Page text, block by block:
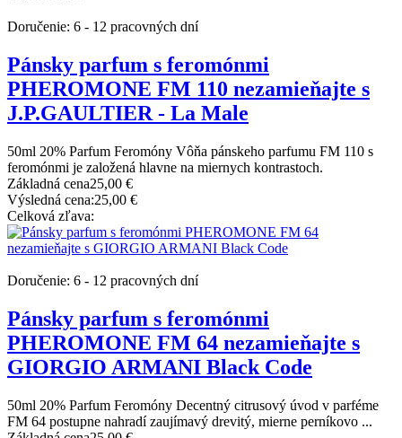
Doručenie: 6 - 12 pracovných dní
Pánsky parfum s feromónmi
PHEROMONE FM 110 nezamieňajte s
J.P.GAULTIER - La Male
50ml 20% Parfum Feromóny Vôňa pánskeho parfumu FM 110 s
feromónmi je založená hlavne na miernych kontrastoch.
Základná cena25,00 €
Výsledná cena:25,00 €
Celková zľava:
Doručenie: 6 - 12 pracovných dní
Pánsky parfum s feromónmi
PHEROMONE FM 64 nezamieňajte s
GIORGIO ARMANI Black Code
50ml 20% Parfum Feromóny Decentný citrusový úvod v parféme
FM 64 postupne nahradí zaujímavý drevitý, mierne perníkovo ...